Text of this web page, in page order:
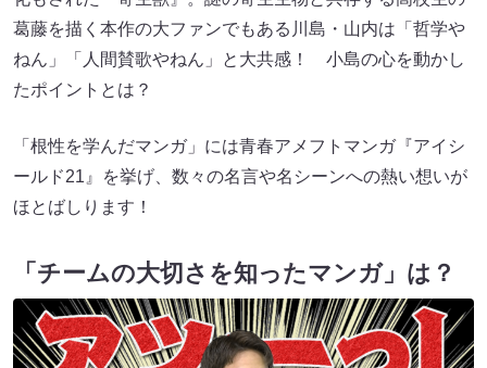
葛藤を描く本作の大ファンでもある川島・山内は「哲学や
ねん」「人間賛歌やねん」と大共感！ 小島の心を動かし
たポイントとは？
「根性を学んだマンガ」には青春アメフトマンガ『アイシ
ールド21』を挙げ、数々の名言や名シーンへの熱い想いが
ほとばしります！
「チームの大切さを知ったマンガ」は？